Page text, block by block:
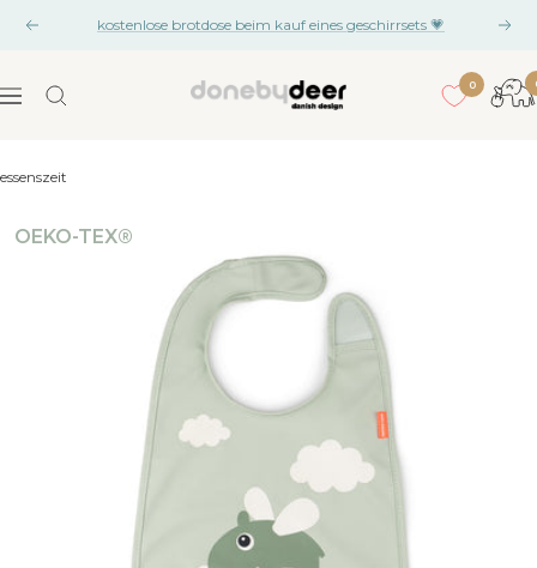
Vorherigekostenlose brotdose beim kauf eines geschirrsets 💗
Navigation
Done
0
essenszeit
OEKO-TEX®